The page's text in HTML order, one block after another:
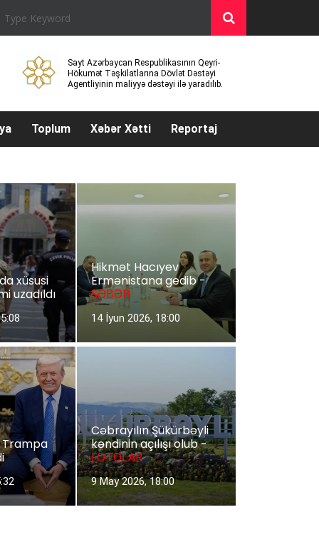
Sayt Azərbaycan Respublikasının Qeyri-
Hökumət Təşkilatlarına Dövlət Dəstəyi
Agentliyinin maliyyə dəstəyi ilə yaradılıb.
Toplum Xəbər Xətti Reportaj
xüsusi
uzadıldı
Hikmət Hacıyev
Ermənistana gedib -
SƏBƏB
14 İyun 2026, 18:00
Cəbrayılın Şükürbəyli
kəndinin açılışı olub -
FOTOLAR
9 May 2026, 18:00